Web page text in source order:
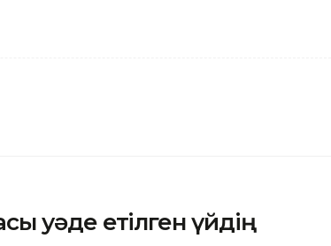
уәде етілген үйдің